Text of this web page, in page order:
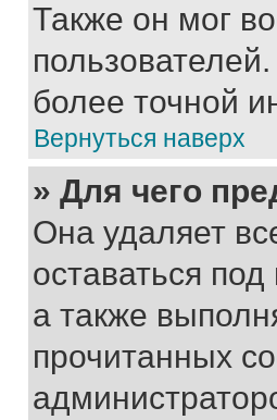
Также он мог
более точной
Вернуться наверх
» Для чего
Она удаляет
оставаться
а также
прочитанных